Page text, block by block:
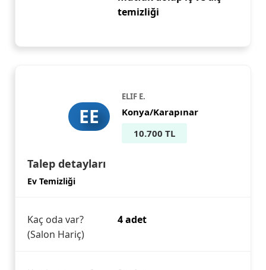
temizliği
EE
ELIF E.
Konya/Karapınar
10.700 TL
Talep detayları
Ev Temizliği
Kaç oda var?
(Salon Hariç)
4 adet